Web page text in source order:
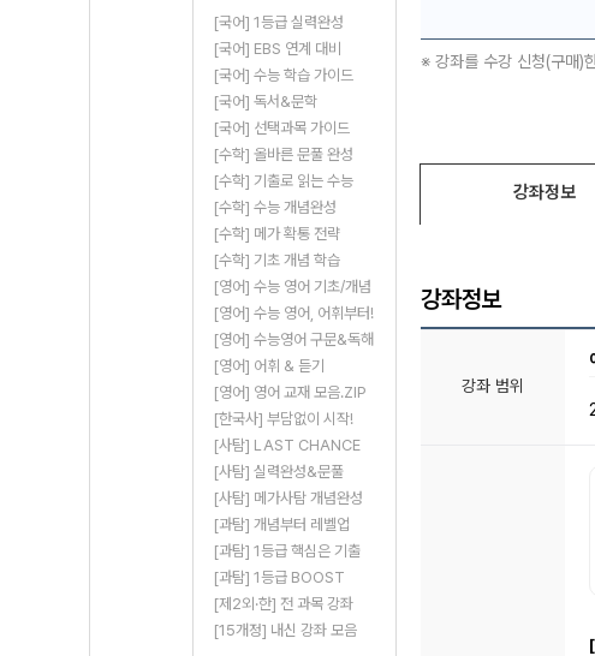
[국어] 1등급 실력완성
[국어] EBS 연계 대비
[국어] 수능 학습 가이드
[국어] 독서&문학
[국어] 선택과목 가이드
[수학] 올바른 문풀 완성
[수학] 기출로 읽는 수능
[수학] 수능 개념완성
[수학] 메가 확통 전략
[수학] 기초 개념 학습
[영어] 수능 영어 기초/개념
[영어] 수능 영어, 어휘부터!
[영어] 수능영어 구문&독해
[영어] 어휘 & 듣기
[영어] 영어 교재 모음.ZIP
[한국사] 부담없이 시작!
[사탐] LAST CHANCE
[사탐] 실력완성&문풀
[사탐] 메가사탐 개념완성
[과탐] 개념부터 레벨업
[과탐] 1등급 핵심은 기출
[과탐] 1등급 BOOST
[제2외·한] 전 과목 강좌
[15개정] 내신 강좌 모음
※ 강좌를 수강 신청(구매)
강좌정보
강좌정보
강좌 범위